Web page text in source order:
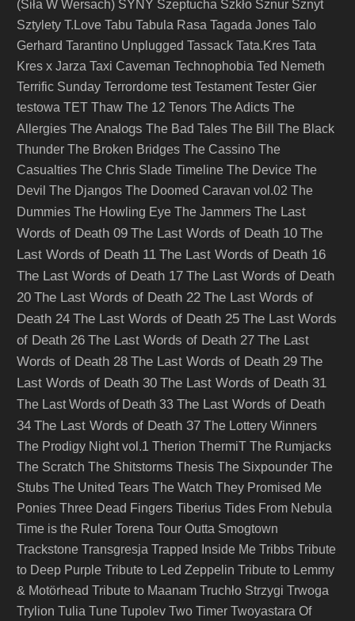
(Siła W Wersach) SYNY Szeptucha Szkło Sznur Sznyt
Sztylety T.Love Tabu Tabula Rasa Tagada Jones Talo
Gerhard Tarantino Unplugged Tassack Tata.Kres Tata
Kres x Jarza Taxi Caveman Technophobia Ted Nemeth
Terrific Sunday Terrordome test Testament Tester Gier
testowa TET Thaw The 12 Tenors The Adicts The
Allergies The Analogs The Bad Tales The Bill
The Black
Thunder The Broken Bridges The Cassino The
Casualties The Chris Slade Timeline The Device The
Devil The Djangos The Doomed Caravan vol.02 The
Dummies The Howling Eye The Jammers The Last
Words of Death 09 The Last Words of Death 10 The
Last Words of Death 11 The Last Words of Death 16
The Last Words of Death 17 The Last Words of Death
20 The Last Words of Death 22 The Last Words of
Death 24 The Last Words of Death 25 The Last Words
of Death 26 The Last Words of Death 27 The Last
Words of Death 28 The Last Words of Death 29 The
Last Words of Death 30 The Last Words of Death 31
The Last Words of Death 33 The Last Words of Death
34 The Last Words of Death 37 The Lottery Winners
The Prodigy Night vol.1 Therion ThermiT The Rumjacks
The Scratch The Shitstorms Thesis The Sixpounder The
Stubs The United Tears The Watch They Promised Me
Ponies Three Dead Fingers Tiberius Tides From Nebula
Time is the Ruler Torena Tour Outta Smogtown
Trackstone Transgresja Trapped Inside Me Tribbs Tribute
to Deep Purple Tribute to Led Zeppelin Tribute to Lemmy
& Motörhead Tribute to Maanam Truchło Strzygi Trwoga
Trylion Tulia Tune Tupolev Two Timer Twoyastara Of